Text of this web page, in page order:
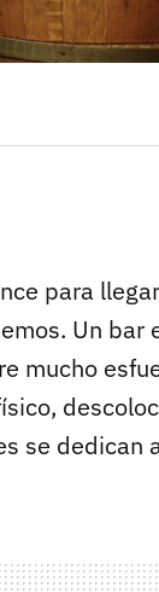
para
Un bar
mucho
se dedican